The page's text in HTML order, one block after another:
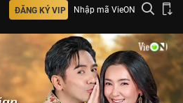
ĐĂNG KÝ VIP Nhập mã VieON